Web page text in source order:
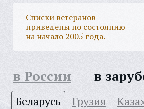
Списки ветеранов
приведены по состоянию
на начало 2005 года.
в России в
Беларусь Грузия